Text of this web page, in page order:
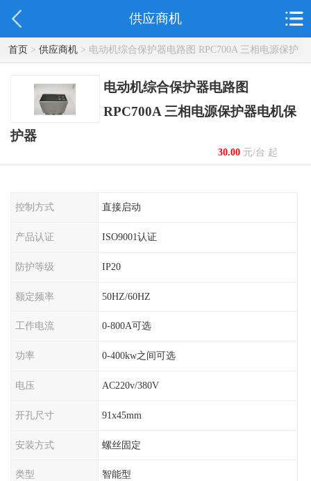
供应商机
首页> 供应商机> 电动机综合保护器电路图 RPC700A 三相电源保护
器电机保护器
电动机综合保护器电路图
RPC700A 三相电源保护器电机保
护器
30.00元/台 起
控制方式 直接启动
产品认证 ISO9001认证
防护等级 IP20
额定频率 50HZ/60HZ
工作电流 0-800A可选
功率 0-400kw之间可选
电压 AC220v/380V
开孔尺寸 91x45mm
安装方式 螺丝固定
类型 智能型